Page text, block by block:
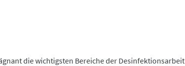
die wichtigsten Bereiche der Desinfektionsarbeit